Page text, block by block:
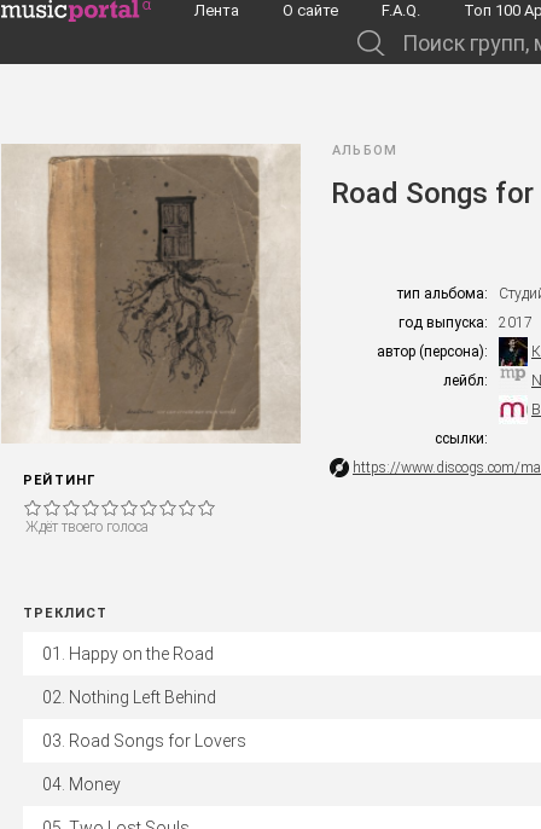
Перейти к основному содержанию
Лента О сайте F.A.Q. Toп 100
РЕЙТИНГ
Ждёт твоего голоса
АЛЬБОМ
Road Songs
тип альбома:
год выпуска:
2017
автор (персона):
лейбл:
ссылки:
https://www.discogs.com/
ТРЕКЛИСТ
Happy on the Road
Nothing Left Behind
Road Songs for Lovers
Money